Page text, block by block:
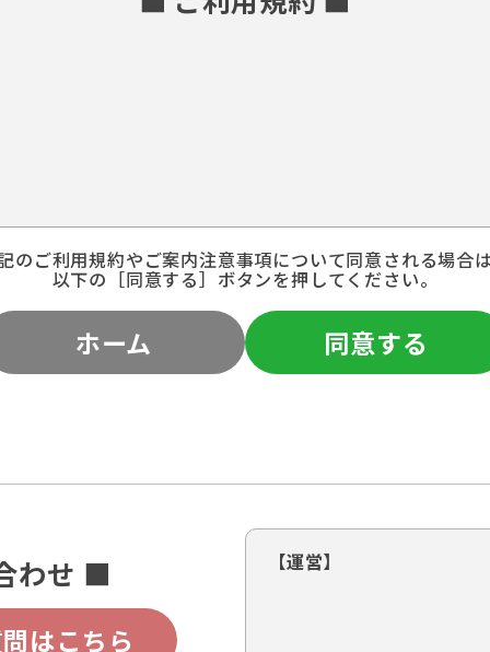
のご利用規約やご案内注意事項について同意される場合
以下の［同意する］ボタンを押してください。
ホーム 同意する
わせ ■
はこちら
【運営】